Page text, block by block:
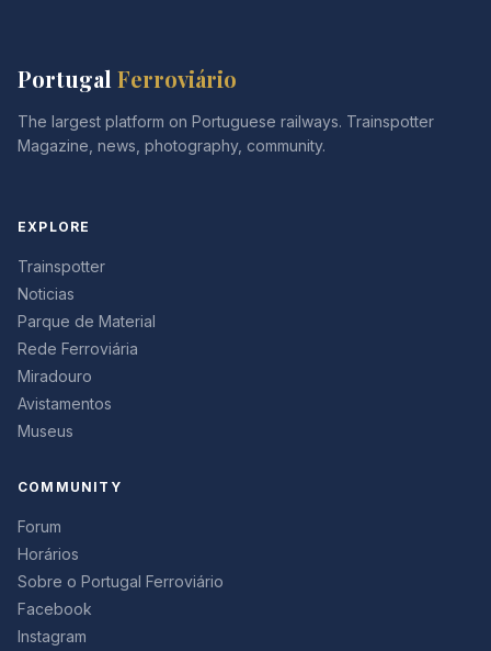
Portugal Ferroviário
The largest platform on Portuguese railways. Trainspotter
Magazine, news, photography, community.
EXPLORE
Trainspotter
Noticias
Parque de Material
Rede Ferroviária
Miradouro
Avistamentos
Museus
COMMUNITY
Forum
Horários
Sobre o Portugal Ferroviário
Facebook
Instagram